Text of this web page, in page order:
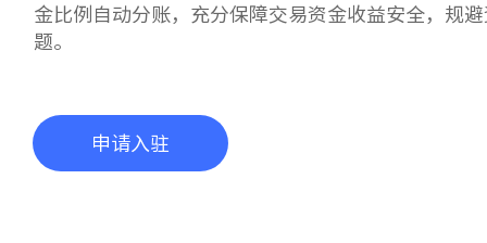
金比例自动分账，充分保障交易资金收益安全，规
题。
申请入驻